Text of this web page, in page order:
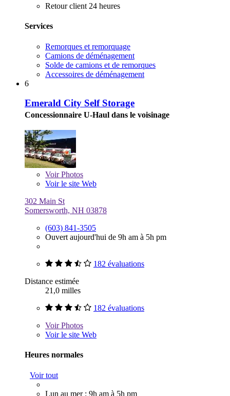
Retour client 24 heures
Services
Remorques et remorquage
Camions de déménagement
Solde de camions et de remorques
Accessoires de déménagement
6
Emerald City Self Storage
Concessionnaire U-Haul dans le voisinage
VoirPhotos
Voir le site Web
302 Main St
Somersworth, NH 03878
(603) 841-3505
Ouvert aujourd'hui de 9h am à 5h pm
182 évaluations
Distance estimée
21,0 milles
182 évaluations
VoirPhotos
Voir le site Web
Heures normales
Voir tout
Lun au mer : 9h am à 5h pm